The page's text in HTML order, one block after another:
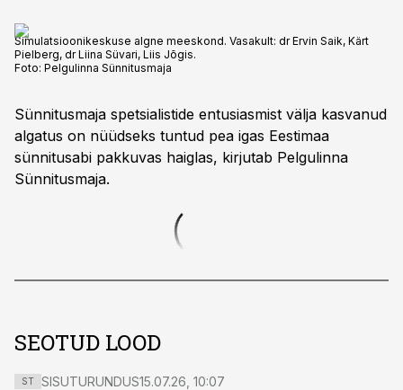
Simulatsioonikeskuse algne meeskond. Vasakult: dr Ervin Saik, Kärt
Pielberg, dr Liina Süvari, Liis Jõgis.
Foto: Pelgulinna Sünnitusmaja
Sünnitusmaja spetsialistide entusiasmist välja kasvanud
algatus on nüüdseks tuntud pea igas Eestimaa
sünnitusabi pakkuvas haiglas, kirjutab Pelgulinna
Sünnitusmaja.
SEOTUD LOOD
ST SISUTURUNDUS15.07.26, 10:07